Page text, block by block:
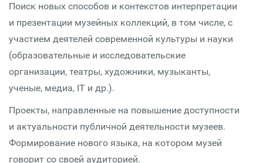
Поиск новых способов и контекстов интерпретации
и презентации музейных коллекций, в том числе, с
участием деятелей современной культуры и науки
(образовательные и исследовательские
организации, театры, художники, музыканты,
ученые, медиа, IT и др.).
Проекты, направленные на повышение доступности
и актуальности публичной деятельности музеев.
Формирование нового языка, на котором музей
говорит со своей аудиторией.